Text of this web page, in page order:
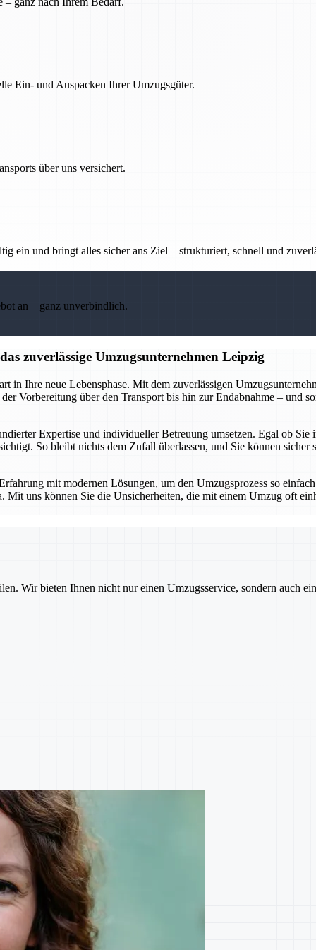
Ein- und Auspacken Ihrer Umzugsgüter.
über uns versichert.
ein und bringt alles sicher ans Ziel – strukturiert, schnell und
an – ganz unverbindlich.
zuverlässige Umzugsunternehmen Leipzig
in Ihre neue Lebensphase. Mit dem zuverlässigen
Vorbereitung über den Transport bis hin zur Endabnahme – und
Expertise und individueller Betreuung umsetzen. Egal ob
So bleibt nichts dem Zufall überlassen, und Sie können
mit modernen Lösungen, um den Umzugsprozess so
uns können Sie die Unsicherheiten, die mit einem Umzug oft
Wir bieten Ihnen nicht nur einen Umzugsservice, sondern auch